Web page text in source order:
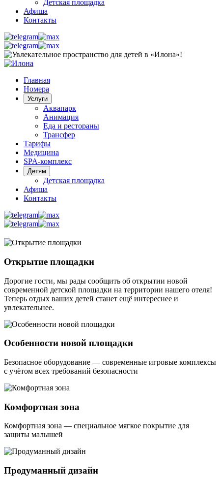
Детская площадка
Афиша
Контакты
Главная
Номера
Услуги
Аквапарк
Анимация
Еда и рестораны
Трансфер
Тарифы
Медицина
SPA-комплекс
Детям
Детская площадка
Афиша
Контакты
Открытие площадки
Дорогие гости, мы рады сообщить об открытии новой
современной детской площадки на территории нашего отеля!
Теперь отдых ваших детей станет ещё интереснее и
увлекательнее.
Особенности новой площадки
Безопасное оборудование — современные игровые комплексы
с учётом всех требований безопасности
Комфортная зона
Комфортная зона — специальное мягкое покрытие для
защиты малышей
Продуманный дизайн